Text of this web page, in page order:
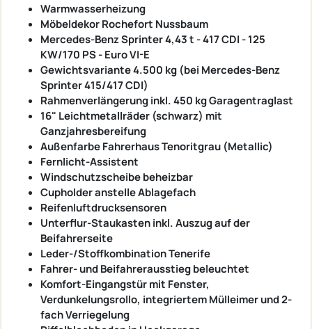
Warmwasserheizung
Möbeldekor Rochefort Nussbaum
Mercedes-Benz Sprinter 4,43 t - 417 CDI - 125
KW/170 PS - Euro VI-E
Gewichtsvariante 4.500 kg (bei Mercedes-Benz
Sprinter 415/417 CDI)
Rahmenverlängerung inkl. 450 kg Garagentraglast
16" Leichtmetallräder (schwarz) mit
Ganzjahresbereifung
Außenfarbe Fahrerhaus Tenoritgrau (Metallic)
Fernlicht-Assistent
Windschutzscheibe beheizbar
Cupholder anstelle Ablagefach
Reifenluftdrucksensoren
Unterflur-Staukasten inkl. Auszug auf der
Beifahrerseite
Leder-/Stoffkombination Tenerife
Fahrer- und Beifahrerausstieg beleuchtet
Komfort-Eingangstür mit Fenster,
Verdunkelungsrollo, integriertem Mülleimer und 2-
fach Verriegelung